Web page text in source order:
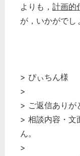
よりも， 計画的
が，いかがでし
> ぴぃちん様
>
> ご返信ありが
> 相談内容・文
ん。
>